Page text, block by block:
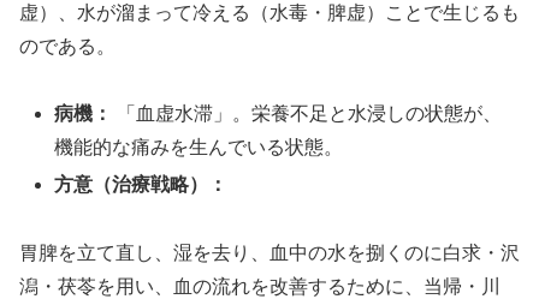
虚）、水が溜まって冷える（水毒・脾虚）ことで生じるも
のである。
病機：
「血虚水滞」。栄養不足と水浸しの状態が、
機能的な痛みを生んでいる状態。
方意（治療戦略）：
胃脾を立て直し、湿を去り、血中の水を捌くのに白求・沢
潟・茯苓を用い、血の流れを改善するために、当帰・川